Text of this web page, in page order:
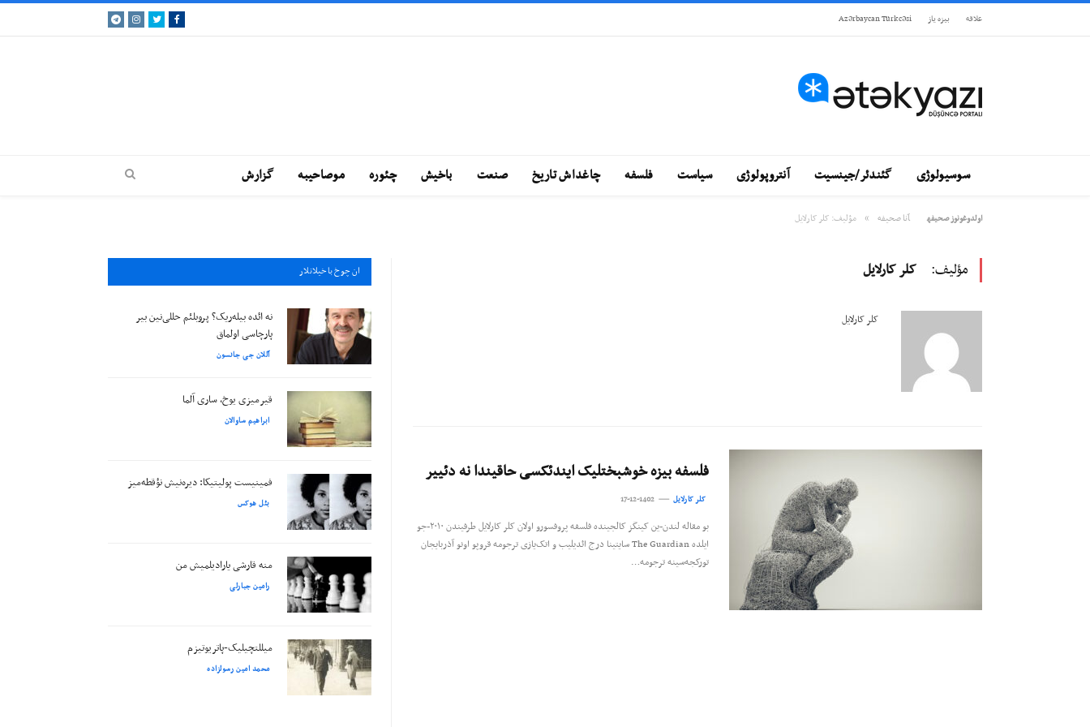
علاقه بيزه ياز Azərbaycan Türkcəsi
Facebook
Twitter
Instagram
Telegram
سوسیولوژی گئندئر/جینسیت آنتروپولوژی سياست فلسفه چاغداش تاريخ صنعت باخيش چئوره موصاحيبه گزارش
اولدوغونوز صحيفه آنا صحيفه » مؤليف: کلر کارلایل
مؤليف: کلر کارلایل
کلر کارلایل
فلسفه بیزه خوشبختلیک ایندئکسی حاقیندا نه دئییر
کلر کارلایل 17-12-1402
بو مقاله لندن‌-ین کینگز کالجینده فلسفه پروفسورو اولان کلر کارلایل طرفیندن ۲۰۱۰-جو
ایلده The Guardian سایتینا درج ائدیلیب و اتک‌یازی ترجومه قروپو اونو آذربایجان
تورکجه‌سینه ترجومه…
ان چوخ باخيلانلار
نه ائده بیله‌ریک؟ پروبلئم حللی‌نین بیر
پارچاسی اولماق
آللان جی جانسون
قیرمیزی یوخ، ساری آلما
ابراهیم ساوالان
فمینیست پولیتیکا: دیره‌نیش نؤقطه‌میز
بئل هوکس
منه قارشی یارادیلمیش من
رامین جبارلی
میللتچیلیک-پاتریوتیزم
محمد امین رسولزاده